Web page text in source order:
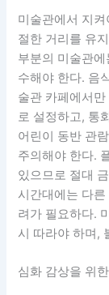
미술관에서 지
절한 거리를 유
부분의 미술관
수해야 한다. 음
술관 카페에서
로 설정하고, 통
어린이 동반 관
주의해야 한다.
있으므로 절대
시간대에는 다
려가 필요하다.
시 따라야 하며,
심화 감상을 위